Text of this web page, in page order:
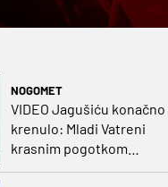
NOGOMET
VIDEO Jagušiću konačno
krenulo: Mladi Vatreni
krasnim pogotkom